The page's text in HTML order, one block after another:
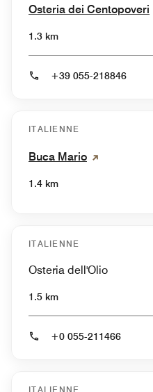
Osteria dei Centopoveri
1.3 km
+39 055-218846
ITALIENNE
Buca Mario
1.4 km
ITALIENNE
Osteria dell'Olio
1.5 km
+0 055-211466
ITALIENNE